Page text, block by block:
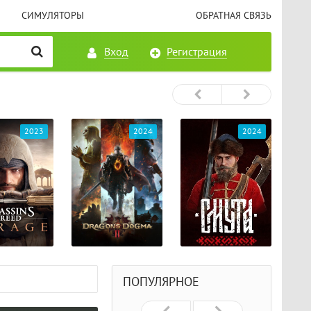
СИМУЛЯТОРЫ ОБРАТНАЯ СВЯЗЬ
Вход Регистрация
2023 2024 2024
ПОПУЛЯРНОЕ